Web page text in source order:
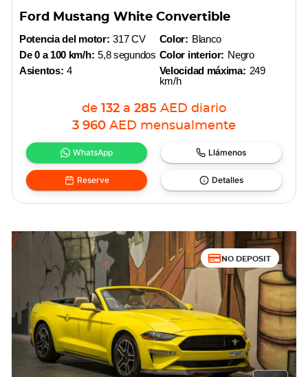
Ford Mustang White Convertible
Potencia del motor: 317 CV
De 0 a 100 km/h: 5,8 segundos
Asientos: 4
Color: Blanco
Color interior: Negro
Velocidad máxima: 249
km/h
de 132 a 285 AED diario
3 960 AED mensualmente
WhatsApp Llámenos
Reserve Detalles
NO DEPOSIT